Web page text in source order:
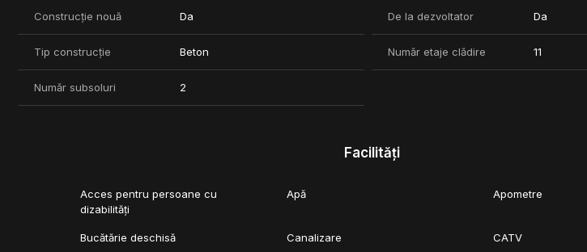
Termen de finalizare: Trimestrul IV 2026.
Gândit ca o oază urbană cu stil de viață modern, premium și bine conectat la punctele cheie ale orașului.
Construcție nouă Da De la dezvoltator Da
Tip construcție Beton Număr etaje clădire 11
Număr subsoluri 2
Facilități
Acces pentru persoane cu
dizabilități
Apă Apometre
Bucătărie deschisă Canalizare CATV